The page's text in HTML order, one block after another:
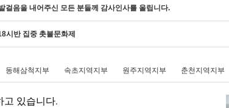
음을 내어주신 모든 분들께 감사인사를 올립니다.
시반 집중 촛불문화제
동해삼척지부 속초지역지부 원주지역지부 춘천지역지부
고 있습니다.